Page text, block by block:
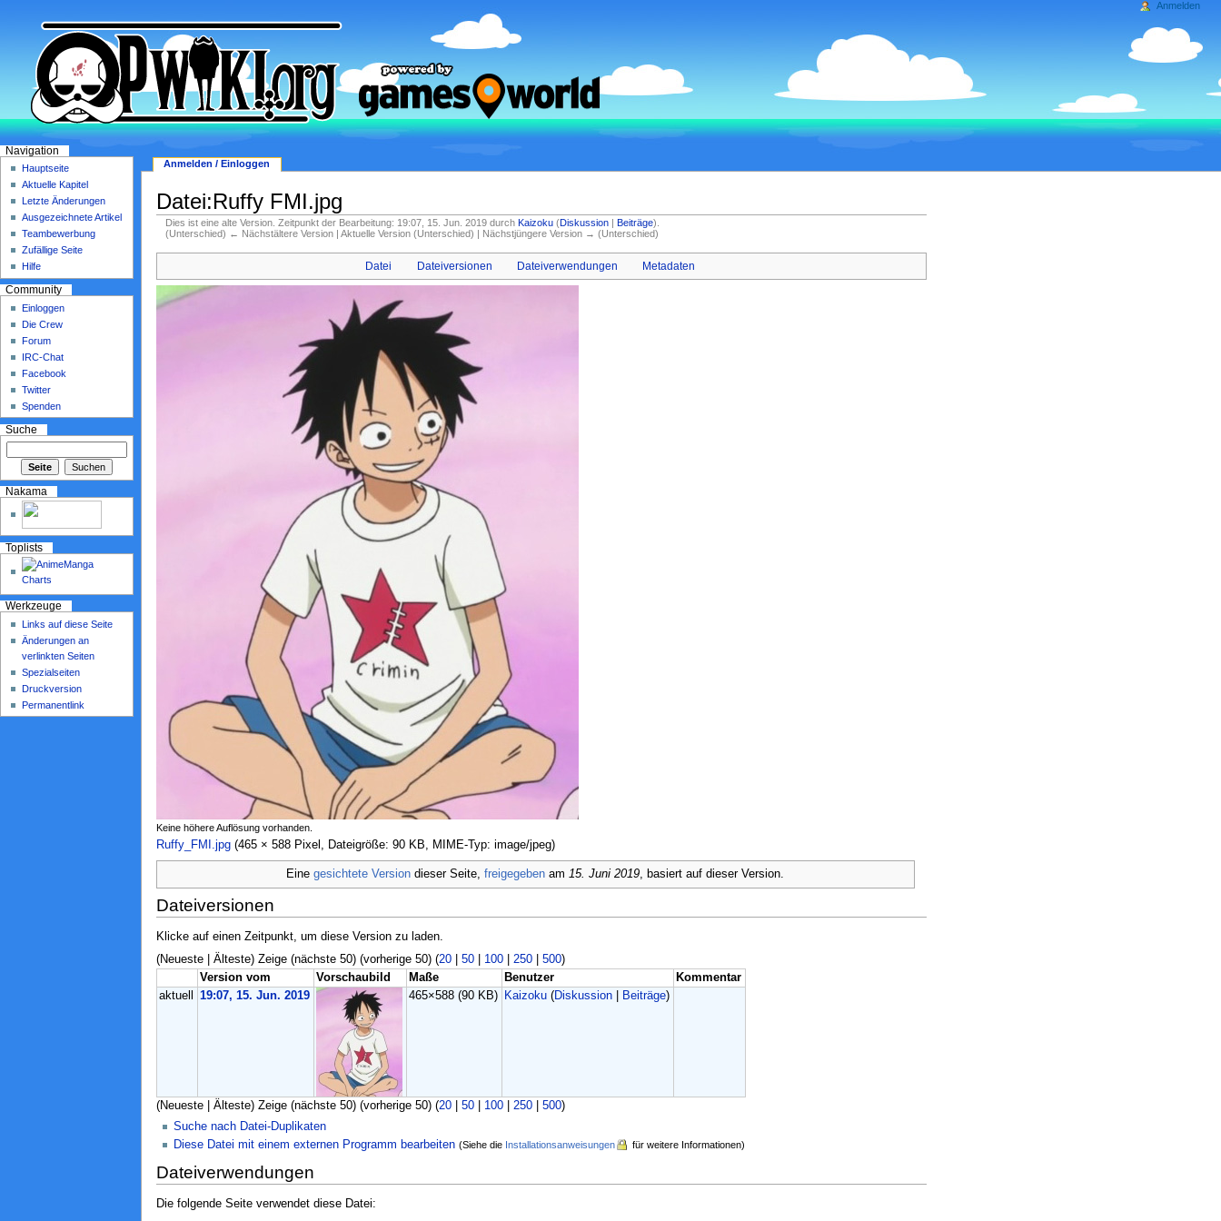
Datei:Ruffy FMI.jpg
Dies ist eine alte Version. Zeitpunkt der Bearbeitung: 19:07, 15. Jun. 2019 durch Kaizoku (Diskussion Beiträge)
(Unterschied) ← Nächstältere Version | Aktuelle Version (Unterschied) | Nächstjüngere Version → (Unterschied)
Datei Dateiversionen Dateiverwendungen Metadaten
Keine höhere Auflösung vorhanden.
Ruffy_FMI.jpg‎ (465 × 588 Pixel, Dateigröße: 90 KB, MIME-Typ: image/jpeg)
Einegesichtete Version dieser Seite,freigegeben am 15. Juni 2019 , basiert auf dieser Version.
Dateiversionen
Klicke auf einen Zeitpunkt, um diese Version zu laden.
(Neueste | Älteste) Zeige (nächste 50) (vorherige 50) (20| 50| 100| 250| 500)
Version vom
Vorschaubild Maße Benutzer
Kommentar
aktuell
19:07, 15. Jun. 2019 465×588(90 KB) Kaizoku (Diskussion Beiträge)
(Neueste | Älteste) Zeige (nächste 50) (vorherige 50) (20| 50| 100| 250| 500)
Suche nach Datei-Duplikaten
Diese Datei mit einem externen Programm bearbeiten (Siehe die Installationsanweisungen für weitere Informationen)
Dateiverwendungen
Die folgende Seite verwendet diese Datei:
Anmelden / Einloggen
Anmelden
Navigation
Hauptseite
Aktuelle Kapitel
Letzte Änderungen
Ausgezeichnete Artikel
Teambewerbung
Zufällige Seite
Hilfe
Community
Einloggen
Die Crew
Forum
IRC-Chat
Facebook
Twitter
Spenden
Suche
Nakama
Toplists
Werkzeuge
Links auf diese Seite
Änderungen an
verlinkten Seiten
Spezialseiten
Druckversion
Permanentlink